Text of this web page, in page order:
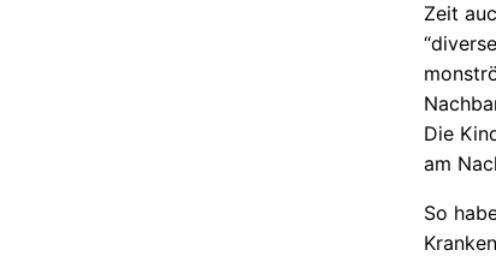
Zeit
Die
am
So